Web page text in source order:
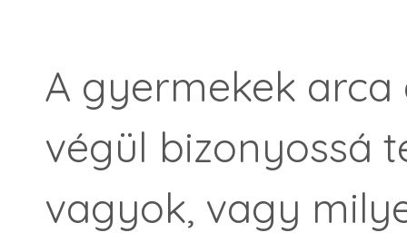
A gyermekek
végül bizonyossá
vagyok, vagy